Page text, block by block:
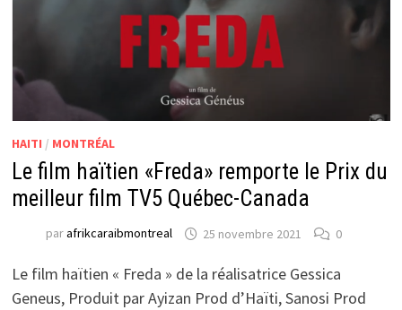
HAITI / MONTRÉAL
Le film haïtien «Freda» remporte le Prix du
meilleur film TV5 Québec-Canada
parafrikcaraibmontreal 25 novembre 2021 0
Le film haïtien « Freda » de la réalisatrice Gessica
Geneus, Produit par Ayizan Prod d’Haïti, Sanosi Prod